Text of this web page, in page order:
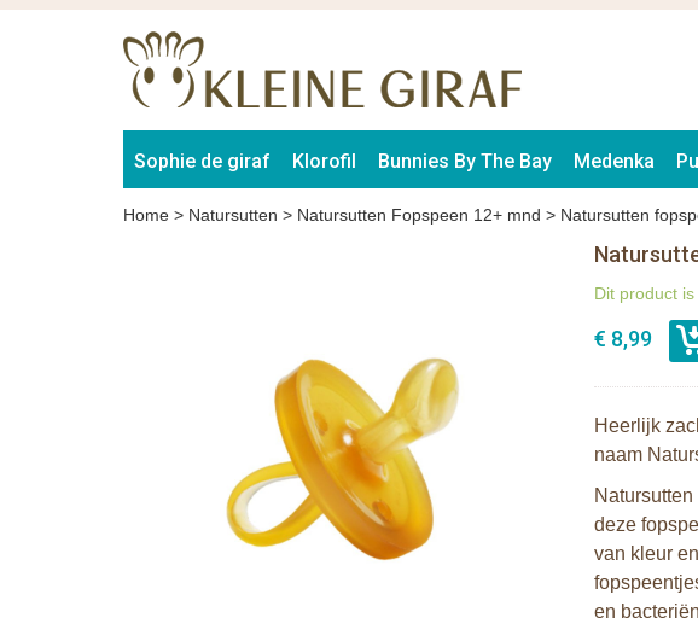
Sophie de giraf Klorofil Bunnies By The Bay Medenka
Home > Natursutten > Natursutten Fopspeen 12+ mnd > Natursutten
Dit product
€ 8,99
Heerlijk
naam
deze
van kleur
en